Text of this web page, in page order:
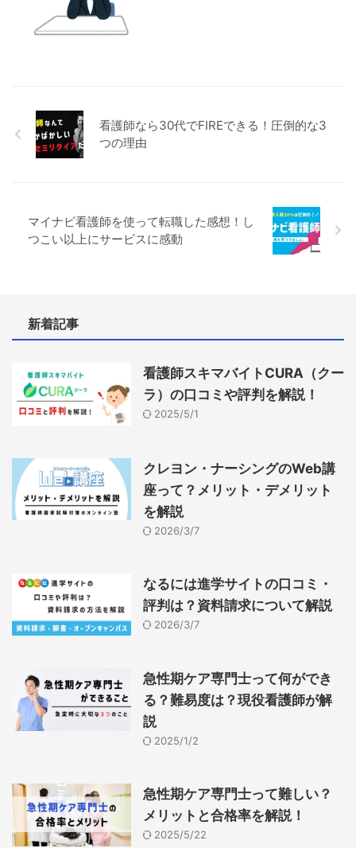
看護師なら30代でFIREできる！圧倒的な3
つの理由
マイナビ看護師を使って転職した感想！し
つこい以上にサービスに感動
新着記事
看護師スキマバイトCURA（クー
ラ）の口コミや評判を解説！
2025/5/1
クレヨン・ナーシングのWeb講
座って？メリット・デメリット
を解説
2026/3/7
なるには進学サイトの口コミ・
評判は？資料請求について解説
2026/3/7
急性期ケア専門士って何ができ
る？難易度は？現役看護師が解
説
2025/1/2
急性期ケア専門士って難しい？
メリットと合格率を解説！
2025/5/22